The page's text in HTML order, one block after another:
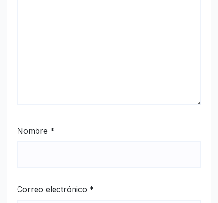
Nombre *
Correo electrónico *